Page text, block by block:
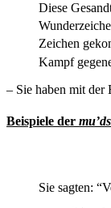
Diese
Zeichen
Kampf
– Sie haben mit der
Beispiele der
Sie sagten: